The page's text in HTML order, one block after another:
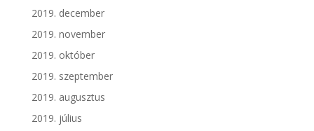
2019. december
2019. november
2019. október
2019. szeptember
2019. augusztus
2019. július